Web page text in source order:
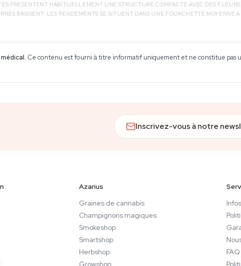
PRÉSENTENT HABITUELLEMENT UNE STRUCTURE COMPACTE AVEC DES
BAISSENT. LES RENDEMENTS SE SITUENT DANS UNE FOURCHETTE MOYENNE
Ce contenu est fourni à titre informatif uniquement et ne constitue pas
Inscrivez-vous à notre
Azarius
Graines de cannabis
Champignons magiques
Smokeshop
Smartshop
Herbshop
Growshop
FAQ